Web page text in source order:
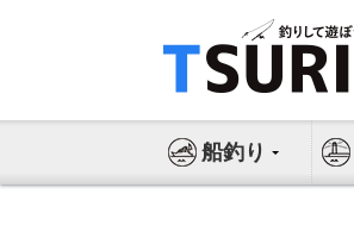
ス
船釣り